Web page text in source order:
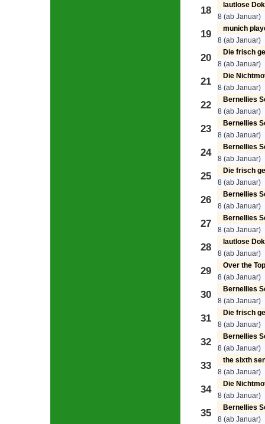
18
lautlose
8 (ab Januar)
19
munich
8 (ab Januar)
20
Die frisch
8 (ab Januar)
21
Die
8 (ab Januar)
22
Bernellies
8 (ab Januar)
23
Bernellies
8 (ab Januar)
24
Bernellies
8 (ab Januar)
25
Die frisch
8 (ab Januar)
26
Bernellies
8 (ab Januar)
27
Bernellies
8 (ab Januar)
28
lautlose
8 (ab Januar)
29
Over the Top
8 (ab Januar)
30
Bernellies
8 (ab Januar)
31
Die frisch
8 (ab Januar)
32
Bernellies
8 (ab Januar)
33
the sixth
8 (ab Januar)
34
Die
8 (ab Januar)
35
Bernellies
8 (ab Januar)